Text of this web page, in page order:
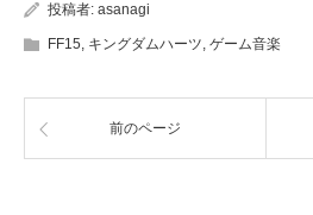
投稿者: asanagi
FF15, キングダムハーツ, ゲーム音楽
前のページ